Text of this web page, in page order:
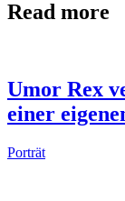
Read more
Umor Rex
einer
Porträt